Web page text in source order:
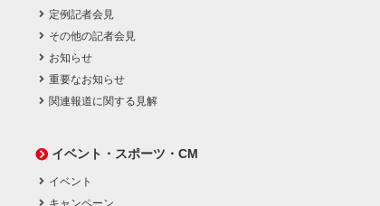
定例記者会見
その他の記者会見
お知らせ
重要なお知らせ
関連報道に関する見解
イベント・スポーツ・CM
イベント
キャンペーン